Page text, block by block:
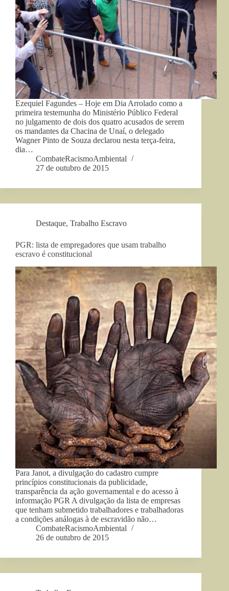
Ezequiel Fagundes – Hoje em Dia Arrolado como a
primeira testemunha do Ministério Público Federal
no julgamento de dois dos quatro acusados de serem
os mandantes da Chacina de Unaí, o delegado
Wagner Pinto de Souza declarou nesta terça-feira,
dia…
CombateRacismoAmbiental
27 de outubro de 2015
Destaque, Trabalho Escravo
PGR: lista de empregadores que usam trabalho
escravo é constitucional
Para Janot, a divulgação do cadastro cumpre
princípios constitucionais da publicidade,
transparência da ação governamental e do acesso à
informação PGR A divulgação da lista de empresas
que tenham submetido trabalhadores e trabalhadoras
a condições análogas à de escravidão não…
CombateRacismoAmbiental
26 de outubro de 2015